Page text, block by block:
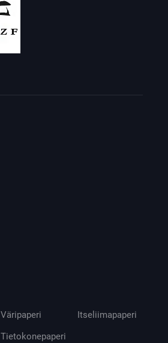
Väripaperi
Tietokonepaperi
Itseliimapaperi